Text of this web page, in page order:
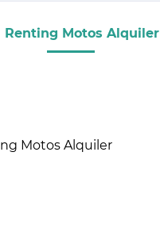
Renting Motos Alquiler